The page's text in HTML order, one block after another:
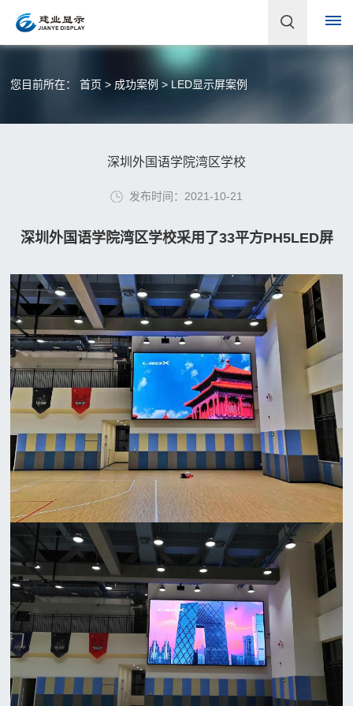
首
业
简
介
企
业
文
化
建
质
证
书
产
品
中
心
投
影
产
品
LED
产品
OLED/LCD
合
产
品
扩
声
解
决
案
建
投
影
光
影
互
功
案
例
户
新
您目前所在：首页 > 成功案例 > LED显示屏案例
深圳外国语学院湾区学校
发布时间：2021-10-21
深圳外国语学院湾区学校采用了33平方PH5LED屏